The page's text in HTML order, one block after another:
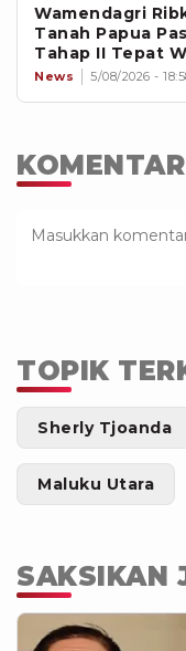
Wamendagri
Tanah Papua
Tahap II Tepat
News 5/08/2026 -
KOMENTAR
TOPIK
Sherly Tjoanda
Maluku Utara
SAKSIKAN